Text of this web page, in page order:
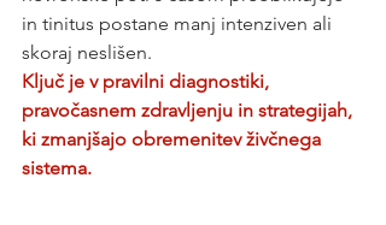
in tinitus postane manj intenziven ali
skoraj neslišen.
Ključ je v pravilni diagnostiki,
pravočasnem zdravljenju in strategijah,
ki zmanjšajo obremenitev živčnega
sistema.